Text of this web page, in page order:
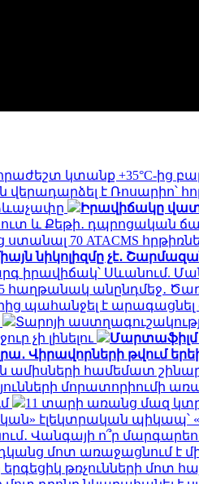
կտանք +35°C-ից
վերադարձել է Ռոսարիո՝
Իրավիճակը
և Քեթի․ դպրոցական
70 ATACMS
նիկոլիզմը չէ․
իրավիճակ՝ Սևանում.
5 հաղթանակ անընդմեջ․
պահանջել է արագացնել
Տարոյի
չի լինելու
Մարտաֆիլմ
Վիրավորների թվում
ամիսների համեմատ
մորատորիումի
11 տարի առանց մազ
էլեկտրական պիկապ՝
Վանգայի ո՞ր
մոտ առաջացնում է
թռչունների մոտ